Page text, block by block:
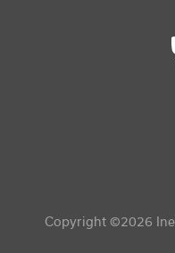
Réseaux
Copyright ©2026